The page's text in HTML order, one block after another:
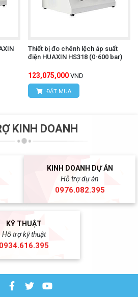
Thiết bị đo chênh lệch áp suất
điện HUAXIN HS318 (0-600 bar)
123,075,000 VND
ĐẶT MUA
KINH DOANH
KINH DOANH DỰ ÁN
Hỗ trợ dự án
0976.082.395
KỸ THUẬT
Hỗ trợ kỹ thuật
0934.616.395